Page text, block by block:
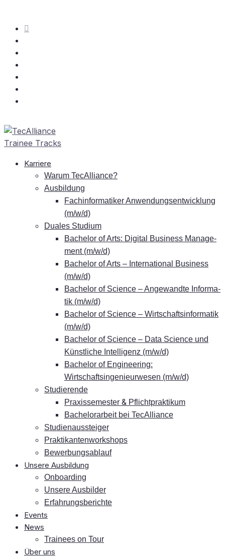
Kar­rie­re
War­um TecAlliance?
Aus­bil­dung
Fach­in­for­ma­ti­ker An­wen­dungs­ent­wick­lung
(m/w/d)
Dua­les Studium
Ba­che­lor of Arts: Di­gi­tal Busi­ness Ma­nage­
ment (m/w/d)
Ba­che­lor of Arts – In­ter­na­tio­nal Busi­ness
(m/w/d)
Ba­che­lor of Sci­ence – An­ge­wand­te In­for­ma­
tik (m/w/d)
Ba­che­lor of Sci­ence – Wirt­schafts­in­for­ma­tik
(m/w/d)
Ba­che­lor of Sci­ence – Data Sci­ence und
Künst­li­che In­tel­li­genz (m/w/d)
Ba­che­lor of En­gi­nee­ring:
Wirtschaftsingenieurwesen (m/w/d)
Stu­die­ren­de
Pra­xis­se­mes­ter & Pflichtpraktikum
Ba­che­lor­ar­beit bei TecAlliance
Stu­di­en­aus­stei­ger
Prak­ti­kan­ten­work­shops
Be­wer­bungs­ab­lauf
Un­se­re Ausbildung
On­boar­ding
Un­se­re Ausbilder
Er­fah­rungs­be­rich­te
Events
News
Trai­nees on Tour
Über uns